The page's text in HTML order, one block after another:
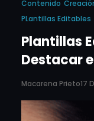
Contenido
PLantillas Editables
Plantillas
Destacar
Macarena Prieto17